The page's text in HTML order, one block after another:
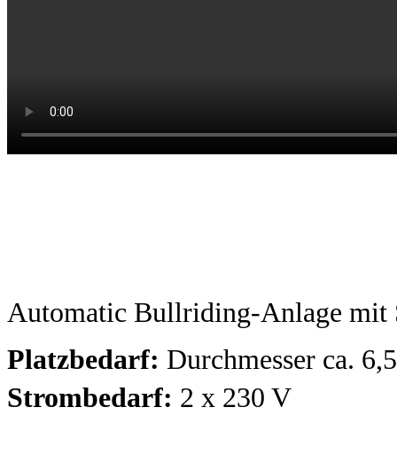
Automatic Bullriding-Anlage mit
Platzbedarf: Durchmesser ca.
Strombedarf: 2 x 230 V